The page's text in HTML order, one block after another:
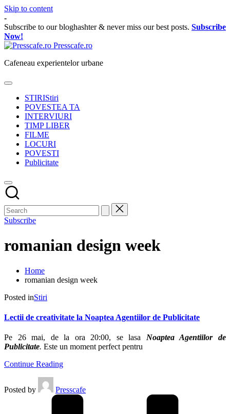
Skip to content
-
Subscribe to our bloghashter & never miss our best posts. Subscribe
Now!
Presscafe.ro
Cafeneau experientelor urbane
STIRIStiri
POVESTEA TA
INTERVIURI
TIMP LIBER
FILME
LOCURI
POVESTI
Publicitate
Subscribe
romanian design week
Home
romanian design week
Posted inStiri
Lectii de creativitate la Noaptea Agentiilor de Publicitate
Pe 26 mai, de la ora 20:00, se lasa Noaptea Agentiilor de
Publicitate. Este un moment perfect pentru
Continue Reading
Posted by Presscafe